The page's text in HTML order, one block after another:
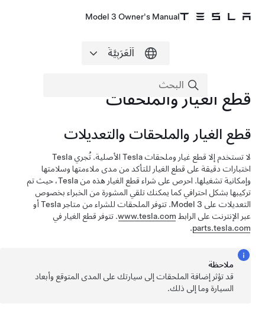
Model 3 Owner's Manual
قطع الغيار والملحقات
قطع الغيار والملحقات والتعديلات
لا تستخدم إلا قطع غيار وملحقات Tesla الأصلية. تُجري Tesla
اختبارات دقيقة على قطع الغيار للتأكد من مدى ملاءمتها وسلامتها
وإمكانية تشغيلها. احرص على شراء قطع الغيار هذه من Tesla، حيث تم
تركيبها بشكل احترافي كما يمكنك تلقي المشورة من الخبراء بخصوص
التعديلات على Model 3
. تتوفر الملحقات للشراء من متاجر Tesla أو
عبر الإنترنت على الرابطwww.tesla.com. تتوفر قطع الغيار في
parts.tesla.com
.
ملاحظة
قد تؤثر إضافة الملحقات إلى سيارتك على المدى المتوقع وأبعاد
السيارة وما إلى ذلك.